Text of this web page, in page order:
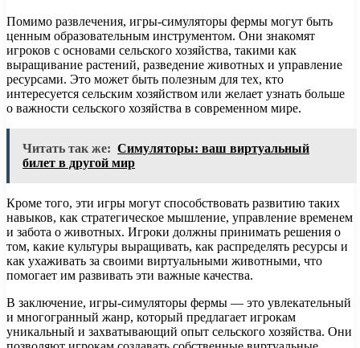
Помимо развлечения, игры-симуляторы фермы могут быть
ценным образовательным инструментом. Они знакомят
игроков с основами сельского хозяйства, такими как
выращивание растений, разведение животных и управление
ресурсами. Это может быть полезным для тех, кто
интересуется сельским хозяйством или желает узнать больше
о важности сельского хозяйства в современном мире.
Читать так же: Симуляторы: ваш виртуальный
билет в другой мир
Кроме того, эти игры могут способствовать развитию таких
навыков, как стратегическое мышление, управление временем
и забота о животных. Игроки должны принимать решения о
том, какие культуры выращивать, как распределять ресурсы и
как ухаживать за своими виртуальными животными, что
помогает им развивать эти важные качества.
В заключение, игры-симуляторы фермы — это увлекательный
и многогранный жанр, который предлагает игрокам
уникальный и захватывающий опыт сельского хозяйства. Они